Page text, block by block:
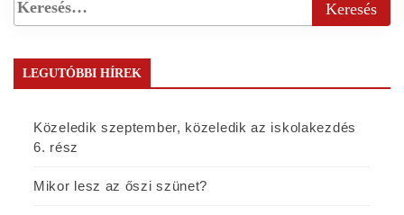
LEGUTÓBBI HÍREK
Közeledik szeptember, közeledik az iskolakezdés
6. rész
Mikor lesz az őszi szünet?